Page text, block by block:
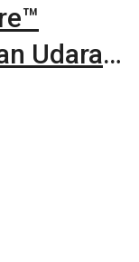
Udara